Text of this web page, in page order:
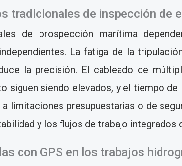
tradicionales de inspección de
de prospección marítima
La fatiga de la
la precisión. El cableado de
siguen siendo elevados, y el tiempo
limitaciones presupuestarias o de
y los flujos de trabajo integrados
con GPS en los trabajos